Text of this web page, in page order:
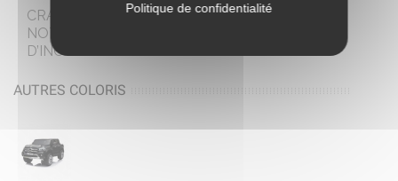
CRAQUEZ POUR
NOTRE SELECTION
D’INCONTOURNABLES
AUTRES COLORIS
Politique de confidentialité